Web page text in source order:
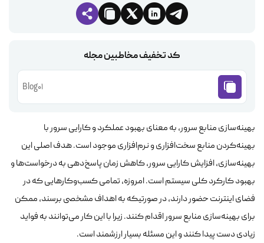
کد تخفیف مخاطبین مجله
Blog01
بهینه‌سازی منابع سرور، به معنای بهبود عملکرد و کارایی سرور با
بهینه‌کردن منابع سخت‌افزاری و نرم‌افزاری موجود است. هدف اصلی این
بهینه‌سازی، افزایش کارایی سرور، کاهش زمان پاسخ‌دهی به درخواست‌ها و
بهبود کارکرد کلی سیستم است. امروزه، تمامی کسب‌وکارهایی که در
فضای اینترنت حضور دارند، در صورتیکه به اهداف مشخصی برسند، ممکن
برای بهینه‌سازی منابع سرور اقدام کنند. زیرا با این کار می‌توانند به فواید
زیادی دست پیدا کنند و این مسئله بسیار ارزشمند است.